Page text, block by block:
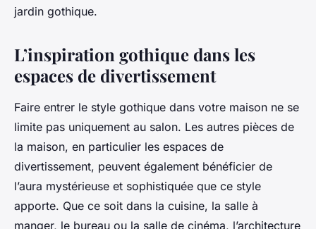
jardin gothique.
L’inspiration gothique dans les
espaces de divertissement
Faire entrer le style gothique dans votre maison ne se
limite pas uniquement au salon. Les autres pièces de
la maison, en particulier les espaces de
divertissement, peuvent également bénéficier de
l’aura mystérieuse et sophistiquée que ce style
apporte. Que ce soit dans la cuisine, la salle à
manger, le bureau ou la salle de cinéma, l’architecture